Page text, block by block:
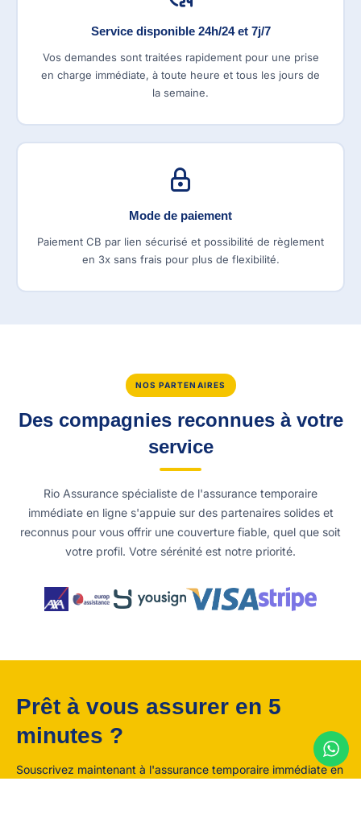
Service disponible 24h/24 et 7j/7
Vos demandes sont traitées rapidement pour une prise
en charge immédiate, à toute heure et tous les jours de
la semaine.
Mode de paiement
Paiement CB par lien sécurisé et possibilité de règlement
en 3x sans frais pour plus de flexibilité.
NOS PARTENAIRES
Des compagnies reconnues à votre
service
Rio Assurance spécialiste de l'assurance temporaire
immédiate en ligne s'appuie sur des partenaires solides et
reconnus pour vous offrir une couverture fiable, quel que soit
votre profil. Votre sérénité est notre priorité.
Prêt à vous assurer en 5
minutes ?
Souscrivez maintenant à l'assurance temporaire immédiate en